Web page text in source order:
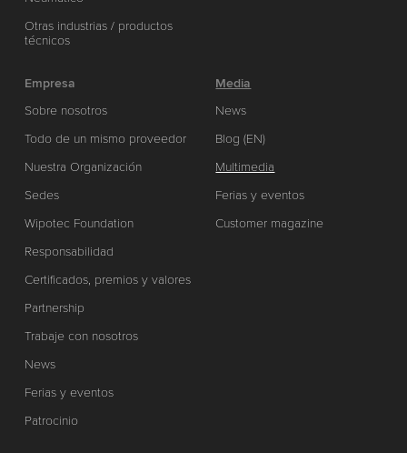
Otras industrias / productos
técnicos
Empresa
Sobre nosotros
Todo de un mismo proveedor
Nuestra Organización
Sedes
Wipotec Foundation
Responsabilidad
Certificados, premios y valores
Partnership
Trabaje con nosotros
News
Ferias y eventos
Patrocinio
Media
News
Blog (EN)
Multimedia
Ferias y eventos
Customer magazine